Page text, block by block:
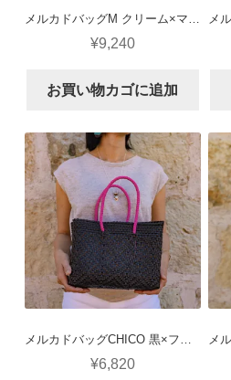
メルカドバッグM クリーム×マルチパステル（モザイクカングレホ）
¥9,240
お買い物カゴに追加
¥6,820